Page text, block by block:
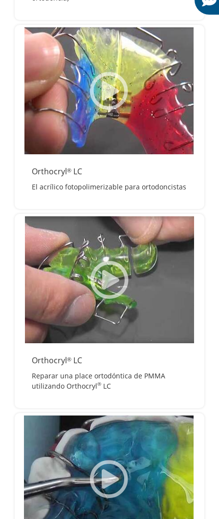
Orthocryl® LC
El acrílico fotopolimerizable para ortodoncistas
Orthocryl® LC
Reparar una place ortodóntica de PMMA
utilizando Orthocryl® LC